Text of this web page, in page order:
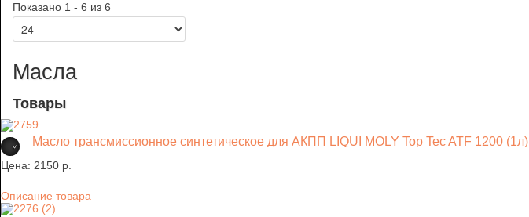
Показано 1 - 6 из 6
Масла
Товары
Масло трансмиссионное синтетическое для АКПП LIQUI MOLY Top Tec ATF 1200 (1л)
Цена: 2150 p.
Описание товара